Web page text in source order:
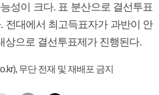
성이 크다. 표 분산으로 결선투표
전대에서 최고득표자가 과반이 안
상으로 결선투표제가 진행된다.
무단 전재 및 재배포 금지